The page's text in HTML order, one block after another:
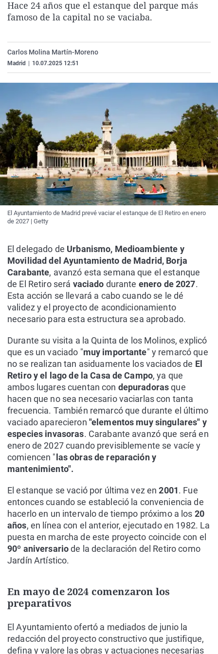
La rosa de los vientos
Como el perro y el
Caso
Equipo de
Extremadura
La Rioja
País Vasco
Virales
Elecciones
Hace 24 años que el estanque del parque más
famoso de la capital no se vaciaba.
Carlos Molina Martín-Moreno
Madrid 10.07.2025 12:51
El Ayuntamiento de Madrid prevé vaciar el estanque de El Retiro en enero
de 2027 | Getty
El delegado de Urbanismo, Medioambiente y
Movilidad del Ayuntamiento de Madrid, Borja
Carabante, avanzó esta semana que el estanque
de El Retiro será vaciado durante enero de 2027.
Esta acción se llevará a cabo cuando se le dé
validez y el proyecto de acondicionamiento
necesario para esta estructura sea aprobado.
Durante su visita a la Quinta de los Molinos, explicó
que es un vaciado "muy importante" y remarcó que
no se realizan tan asiduamente los vaciados de El
Retiro y el lago de la Casa de Campo, ya que
ambos lugares cuentan con depuradorasque
hacen que no sea necesario vaciarlas con tanta
frecuencia. También remarcó que durante el último
vaciado aparecieron "elementos muy singulares" y
especies invasoras. Carabante avanzó que será en
enero de 2027 cuando previsiblemente se vacíe y
comiencen " las obras de reparación y
mantenimiento".
El estanque se vació por última vez en2001. Fue
entonces cuando se estableció la conveniencia de
hacerlo en un intervalo de tiempo próximo a los 20
años, en línea con el anterior, ejecutado en 1982. La
puesta en marcha de este proyecto coincide con el
90º aniversariode la declaración del Retiro como
Jardín Artístico.
En mayo de 2024 comenzaron los
preparativos
El Ayuntamiento ofertó a mediados de junio la
redacción del proyecto constructivo que justifique,
defina y valore las obras y actuaciones necesarias